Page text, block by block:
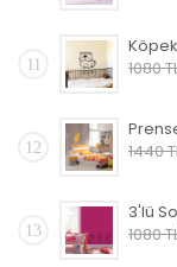
11
1080
12
1440
13
1080